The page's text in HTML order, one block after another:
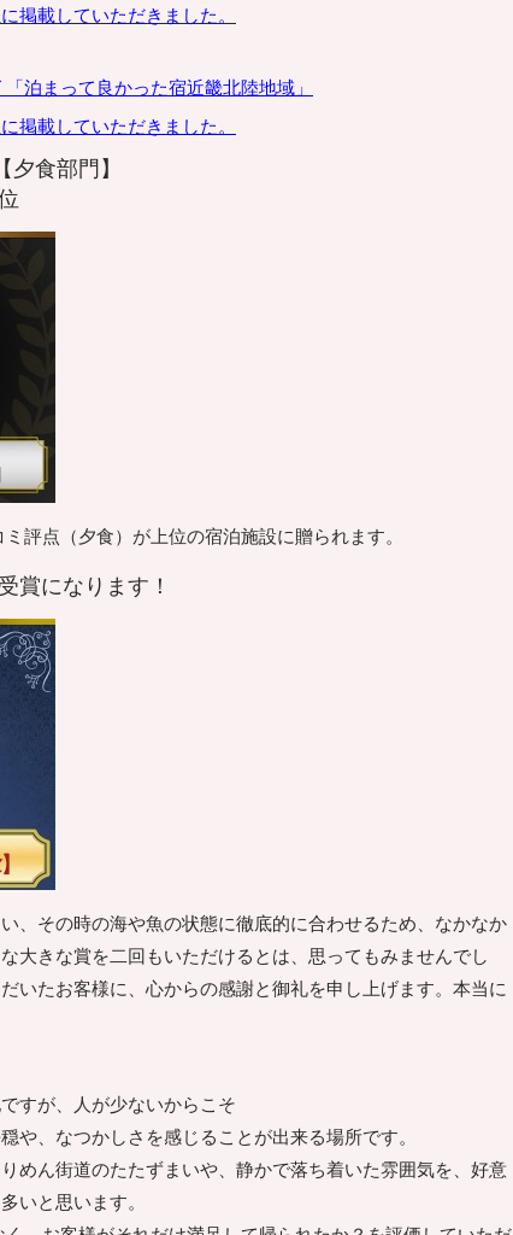
掲載していただきました。
「泊まって良かった宿近畿北陸地域」
掲載していただきました。
食部門】
評点（夕食）が上位の宿泊施設に贈られます。
賞になります！
、その時の海や魚の状態に徹底的に合わせるため、なかなか
大きな賞を二回もいただけるとは、思ってもみませんでし
いたお客様に、心からの感謝と御礼を申し上げます。本当に
すが、人が少ないからこそ
や、なつかしさを感じることが出来る場所です。
めん街道のたたずまいや、静かで落ち着いた雰囲気を、好意
いと思います。